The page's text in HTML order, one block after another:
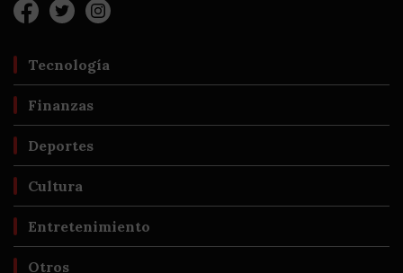
Tecnología
Finanzas
Deportes
Cultura
Entretenimiento
Otros